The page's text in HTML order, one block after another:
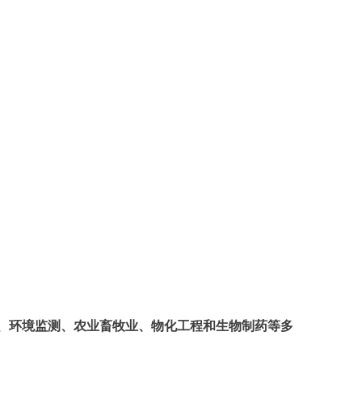
境监测、农业畜牧业、物化工程和生物制药等多